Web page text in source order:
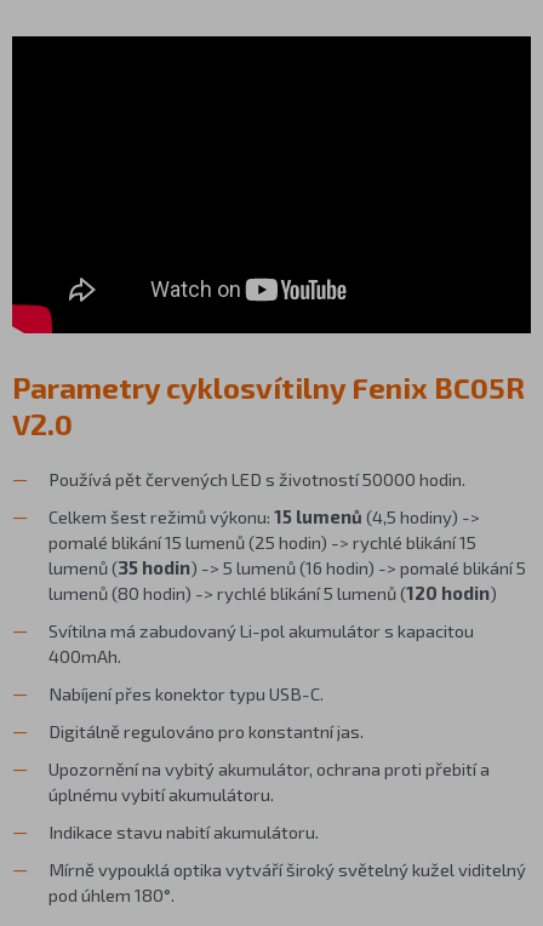
Parametry cyklosvítilny Fenix BC05R
V2.0
Používá pět červených LED s životností 50000 hodin.
Celkem šest režimů výkonu: 15 lumenů (4,5 hodiny) ->
pomalé blikání 15 lumenů (25 hodin) -> rychlé blikání 15
lumenů (35 hodin) -> 5 lumenů (16 hodin) -> pomalé blikání 5
lumenů (80 hodin) -> rychlé blikání 5 lumenů (120 hodin)
Svítilna má zabudovaný Li-pol akumulátor s kapacitou
400mAh.
Nabíjení přes konektor typu USB-C.
Digitálně regulováno pro konstantní jas.
Upozornění na vybitý akumulátor, ochrana proti přebití a
úplnému vybití akumulátoru.
Indikace stavu nabití akumulátoru.
Mírně vypouklá optika vytváří široký světelný kužel viditelný
pod úhlem 180°.